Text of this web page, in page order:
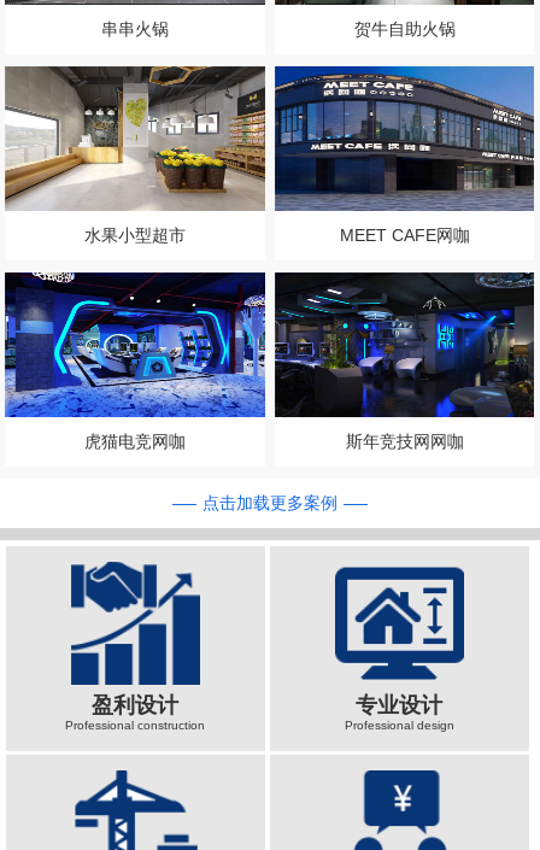
串串火锅 贺牛自助火锅
水果小型超市 MEET CAFE网咖
虎猫电竞网咖 斯年竞技网网咖
点击加载更多案例
盈利设计
Professional construction
专业设计
Professional design